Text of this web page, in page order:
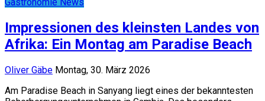
Gastronomie News
Impressionen des kleinsten Landes von
Afrika: Ein Montag am Paradise Beach
Oliver Gäbe Montag, 30. März 2026
Am Paradise Beach in Sanyang liegt eines der bekanntesten